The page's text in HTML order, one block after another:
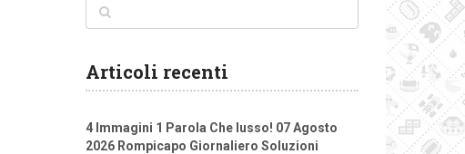
Articoli recenti
4 Immagini 1 Parola Che lusso! 07 Agosto
2026 Rompicapo Giornaliero Soluzioni